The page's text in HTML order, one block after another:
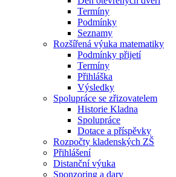
Termíny
Podmínky
Seznamy
Rozšířená výuka matematiky
Podmínky přijetí
Termíny
Přihláška
Výsledky
Spolupráce se zřizovatelem
Historie Kladna
Spolupráce
Dotace a příspěvky
Rozpočty kladenských ZŠ
Přihlášení
Distanční výuka
Sponzoring a dary